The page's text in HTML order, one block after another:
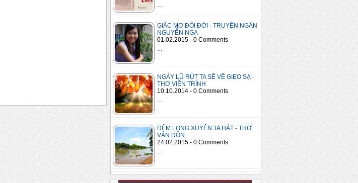
GIẤC MƠ ĐỔI ĐỜI - TRUYỆN NGẮN
NGUYỄN NGA
01.02.2015 - 0 Comments
NGÀY LŨ RÚT TA SẼ VỀ GIEO SẠ -
THƠ VIỄN TRÌNH
10.10.2014 - 0 Comments
ĐÊM LONG XUYÊN TA HÁT - THƠ
VÂN ĐỒN
24.02.2015 - 0 Comments